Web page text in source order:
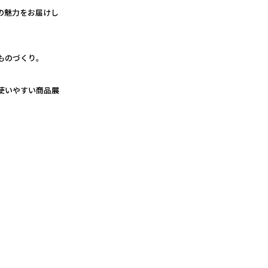
魅力をお届けし
づくり。
いやすい商品展